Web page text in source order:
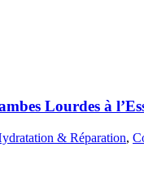
Lourdes à
& Réparation,